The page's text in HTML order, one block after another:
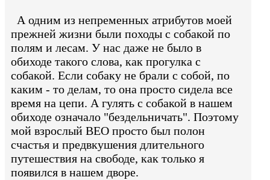
А одним из непременных атрибутов моей
прежней жизни были походы с собакой по
полям и лесам. У нас даже не было в
обиходе такого слова, как прогулка с
собакой. Если собаку не брали с собой, по
каким - то делам, то она просто сидела все
время на цепи. А гулять с собакой в нашем
обиходе означало "бездельничать". Поэтому
мой взрослый ВЕО просто был полон
счастья и предвкушения длительного
путешествия на свободе, как только я
появился в нашем дворе.